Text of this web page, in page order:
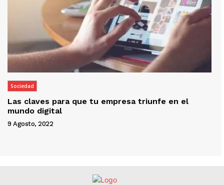
Sociedad
Las claves para que tu empresa triunfe en el
mundo digital
9 Agosto, 2022